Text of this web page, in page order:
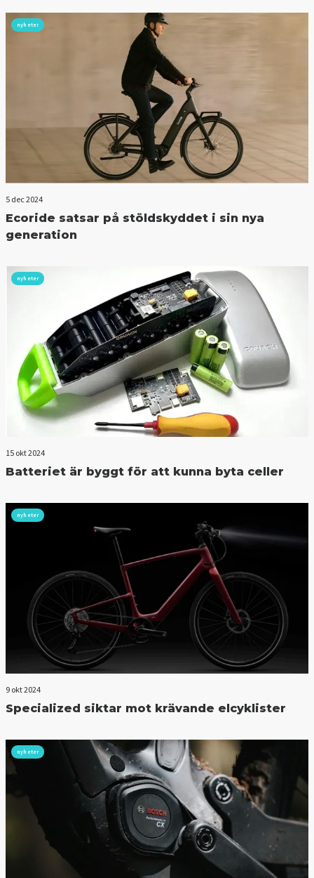
nyheter
5 dec 2024
Ecoride satsar på stöldskyddet i sin nya
generation
nyheter
15 okt 2024
Batteriet är byggt för att kunna byta celler
nyheter
9 okt 2024
Specialized siktar mot krävande elcyklister
nyheter